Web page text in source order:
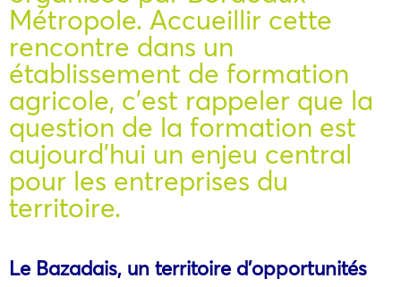
Métropole. Accueillir cette
rencontre dans un
établissement de formation
agricole, c’est rappeler que la
question de la formation est
aujourd’hui un enjeu central
pour les entreprises du
territoire.
Le Bazadais, un territoire d’opportunités